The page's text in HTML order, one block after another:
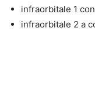
infraorbitale 1
infraorbitale 2 a